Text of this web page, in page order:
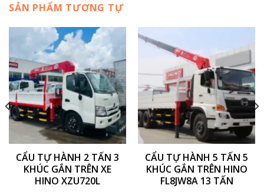
SẢN PHẨM TƯƠNG TỰ
CẨU TỰ HÀNH 2 TẤN 3
KHÚC GẮN TRÊN XE
HINO XZU720L
CẨU TỰ HÀNH 5 TẤN 5
KHÚC GẮN TRÊN HINO
FL8JW8A 13 TẤN